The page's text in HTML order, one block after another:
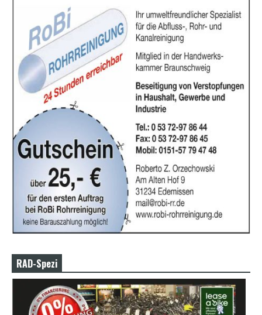
RAD-Spezi